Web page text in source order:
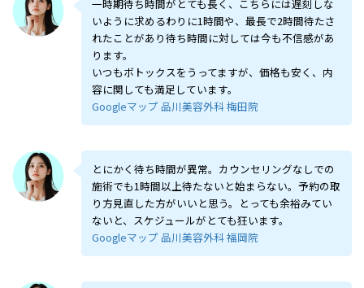
一時期待ち時間がとても長く、こちらには遅刻しな
いように求めるわりに1時間や、最長で2時間待たさ
れたことがあり待ち時間に対しては今も不信感があ
ります。
いつもボトックスをうってますが、価格も安く、内
容に関しても満足しています。
Googleマップ 品川美容外科 梅田院
とにかく待ち時間が異常。カウンセリングなしでの
施術でも1時間以上待たないと始まらない。予約の取
り方見直した方がいいと思う。とっても余裕みてい
ないと、スケジュールがとても狂います。
Googleマップ 品川美容外科 福岡院